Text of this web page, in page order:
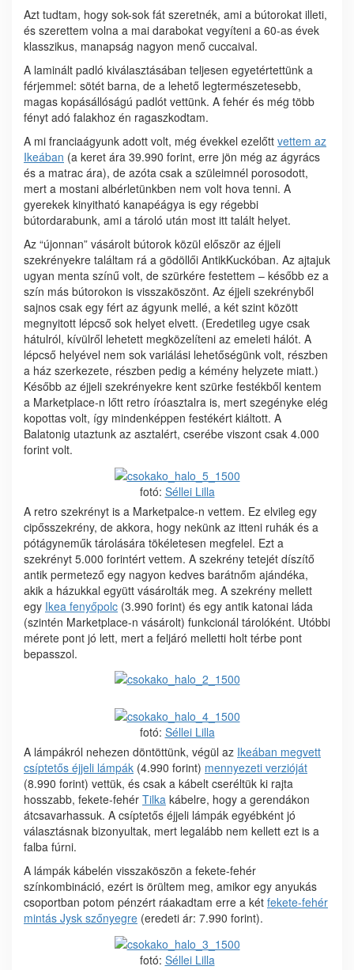
Azt tudtam, hogy sok-sok fát szeretnék, ami a bútorokat illeti,
és szerettem volna a mai darabokat vegyíteni a 60-as évek
klasszikus, manapság nagyon menő cuccaival.
A laminált padló kiválasztásában teljesen egyetértettünk a
férjemmel: sötét barna, de a lehető legtermészetesebb,
magas kopásállóságú padlót vettünk. A fehér és még több
fényt adó falakhoz én ragaszkodtam.
A mi franciaágyunk adott volt, még évekkel ezelőtt vettem az
Ikeában (a keret ára 39.990 forint, erre jön még az ágyrács
és a matrac ára), de azóta csak a szüleimnél porosodott,
mert a mostani albérletünkben nem volt hova tenni. A
gyerekek kinyitható kanapéágya is egy régebbi
bútordarabunk, ami a tároló után most itt talált helyet.
Az “újonnan” vásárolt bútorok közül először az éjjeli
szekrényekre találtam rá a gödöllői AntikKuckóban. Az ajtajuk
ugyan menta színű volt, de szürkére festettem – később ez a
szín más bútorokon is visszaköszönt. Az éjjeli szekrényből
sajnos csak egy fért az ágyunk mellé, a két szint között
megnyitott lépcső sok helyet elvett. (Eredetileg ugye csak
hátulról, kívülről lehetett megközelíteni az emeleti hálót. A
lépcső helyével nem sok variálási lehetőségünk volt, részben
a ház szerkezete, részben pedig a kémény helyzete miatt.)
Később az éjjeli szekrényekre kent szürke festékből kentem
a Marketplace-n lőtt retro íróasztalra is, mert szegényke elég
kopottas volt, így mindenképpen festékért kiáltott. A
Balatonig utaztunk az asztalért, cserébe viszont csak 4.000
forint volt.
fotó: Séllei Lilla
A retro szekrényt is a Marketpalce-n vettem. Ez elvileg egy
cipősszekrény, de akkora, hogy nekünk az itteni ruhák és a
pótágyneműk tárolására tökéletesen megfelel. Ezt a
szekrényt 5.000 forintért vettem. A szekrény tetejét díszítő
antik permetező egy nagyon kedves barátnőm ajándéka,
akik a házukkal együtt vásárolták meg. A szekrény mellett
egy Ikea fenyőpolc (3.990 forint) és egy antik katonai láda
(szintén Marketplace-n vásárolt) funkcionál tárolóként. Utóbbi
mérete pont jó lett, mert a feljáró melletti holt térbe pont
bepasszol.
fotó: Séllei Lilla
A lámpákról nehezen döntöttünk, végül az Ikeában megvett
csíptetős éjjeli lámpák (4.990 forint) mennyezeti verzióját
(8.990 forint) vettük, és csak a kábelt cseréltük ki rajta
hosszabb, fekete-fehér Tilka kábelre, hogy a gerendákon
átcsavarhassuk. A csíptetős éjjeli lámpák egyébként jó
választásnak bizonyultak, mert legalább nem kellett ezt is a
falba fúrni.
A lámpák kábelén visszaköszön a fekete-fehér
színkombináció, ezért is örültem meg, amikor egy anyukás
csoportban potom pénzért ráakadtam erre a két fekete-fehér
mintás Jysk szőnyegre (eredeti ár: 7.990 forint).
fotó: Séllei Lilla